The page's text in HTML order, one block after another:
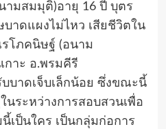
ามสมมุติ)อายุ 16 ปี บุตร
าดแผงไม่ไหว เสียชีวิตใน
โภคนิษฐ์ (อนาม
กาะ อ.พรมคีรี
บาดเจ็บเล็กน้อย ซึ่งขณะนี้
นระหว่างการสอบสวนเพื่อ
เป็นใคร เป็นกลุ่มก่อการ